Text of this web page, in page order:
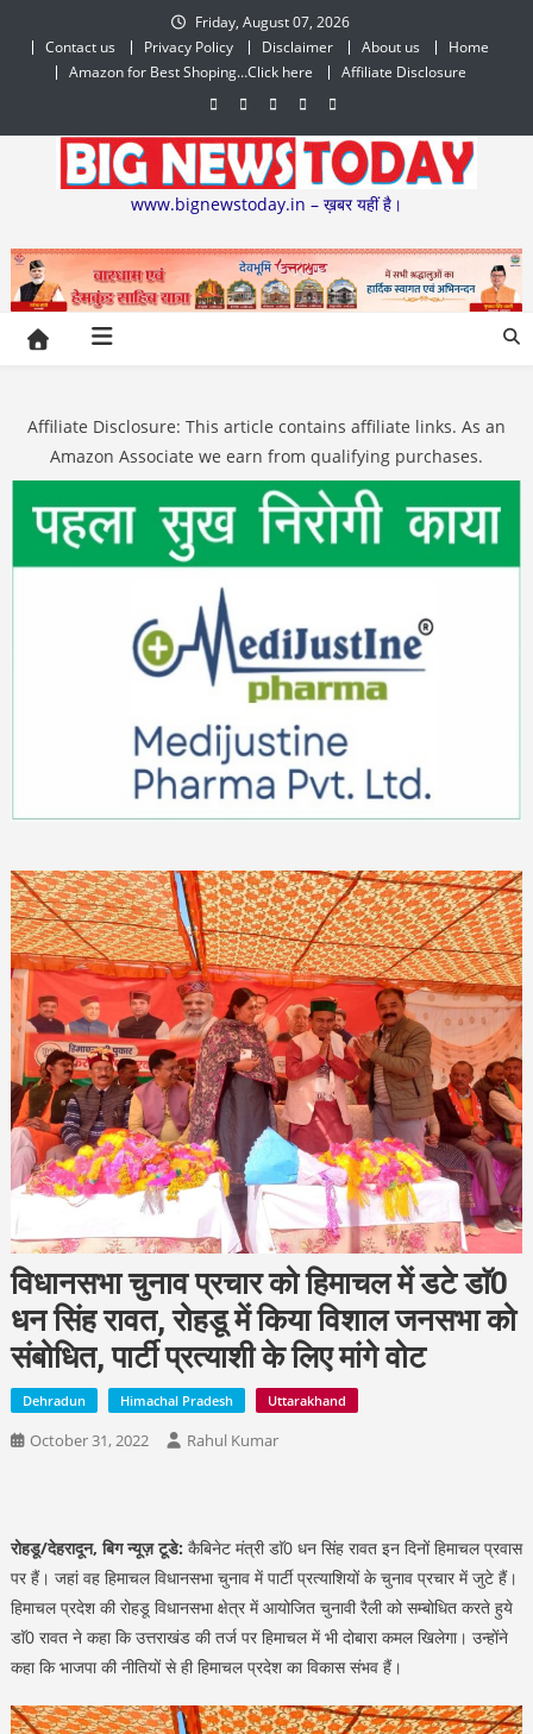
content
Friday, August 07, 2026
Contact us
Privacy Policy Disclaimer About us
Home
Amazon for Best Shoping…Click here
Affiliate Disclosure
www.bignewstoday.in – ख़बर यहीं है।
Affiliate Disclosure: This article contains affiliate links. As an
Amazon Associate we earn from qualifying purchases.
विधानसभा चुनाव प्रचार को हिमाचल में डटे डाॅ0
धन सिंह रावत, रोहडू में किया विशाल जनसभा को
संबोधित, पार्टी प्रत्याशी के लिए मांगे वोट
Dehradun Himachal Pradesh Uttarakhand
October 31, 2022 Rahul Kumar
रोहडू/देहरादून, बिग न्यूज़ टूडे: कैबिनेट मंत्री डाॅ0 धन सिंह रावत इन दिनों हिमाचल प्रवास
पर हैं। जहां वह हिमाचल विधानसभा चुनाव में पार्टी प्रत्याशियों के चुनाव प्रचार में जुटे हैं।
हिमाचल प्रदेश की रोहडू विधानसभा क्षेत्र में आयोजित चुनावी रैली को सम्बोधित करते हुये
डाॅ0 रावत ने कहा कि उत्तराखंड की तर्ज पर हिमाचल में भी दोबारा कमल खिलेगा। उन्होंने
कहा कि भाजपा की नीतियों से ही हिमाचल प्रदेश का विकास संभव हैं।